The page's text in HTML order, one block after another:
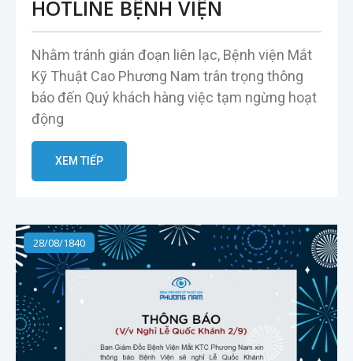
HOTLINE BỆNH VIỆN
Nhằm tránh gián đoạn liên lạc, Bệnh viện Mắt
Kỹ Thuật Cao Phương Nam trân trọng thông
báo đến Quý khách hàng việc tạm ngừng hoạt
động
XEM TIẾP
28/08/1840